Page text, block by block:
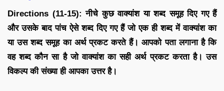
Directions (11-15): नीचे कुछ वाक्यांश या शब्द समूह दिए गए हैं
और उसके बाद पांच ऐसे शब्द दिए गए हैं जो एक ही शब्द में वाक्यांश का
या उस शब्द समूह का अर्थ प्रकट करते हैं। आपको पता लगाना है कि
वह शब्द कौन सा है जो वाक्यांश का सही अर्थ प्रकट करता है। उस
विकल्प की संख्या ही आपका उत्तर है।